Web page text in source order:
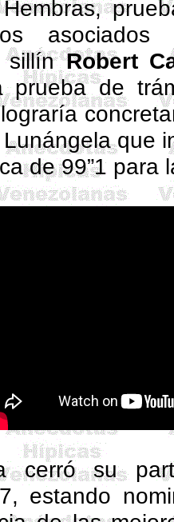
asociados
sillínRobert
prueba de
Lunángelaque
de 99”1 para
cerró su
estando